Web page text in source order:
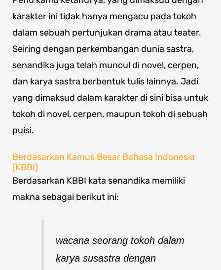
karakter ini tidak hanya mengacu pada tokoh
dalam sebuah pertunjukan drama atau teater.
Seiring dengan perkembangan dunia sastra,
senandika juga telah muncul di novel, cerpen,
dan karya sastra berbentuk tulis lainnya. Jadi
yang dimaksud dalam karakter di sini bisa untuk
tokoh di novel, cerpen, maupun tokoh di sebuah
puisi.
Berdasarkan Kamus Besar Bahasa Indonesia
(KBBI)
Berdasarkan KBBI kata senandika memiliki
makna sebagai berikut ini:
wacana seorang tokoh dalam
karya susastra dengan